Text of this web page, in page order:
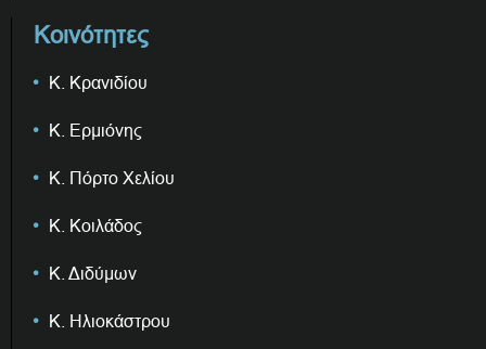
Κοινότητες
Κ. Κρανιδίου
Κ. Ερμιόνης
Κ. Πόρτο Χελίου
Κ. Κοιλάδος
Κ. Διδύμων
Κ. Ηλιοκάστρου